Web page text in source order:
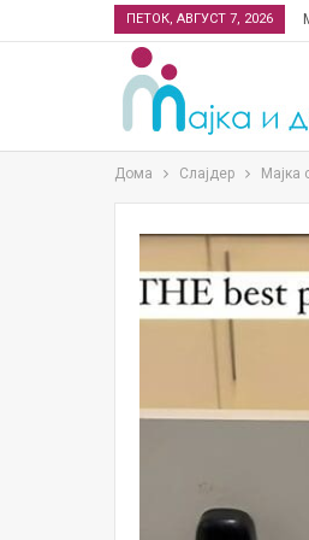
ПЕТОК, АВГУСТ 7, 2026
Дома Слајдер Мајка